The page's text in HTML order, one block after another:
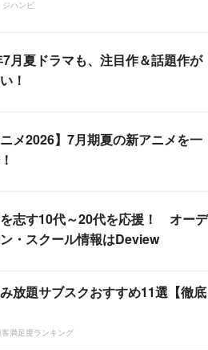
ジハンピ
月夏ドラマも、注目作＆話題作が
！
ニメ2026】7月期夏の新アニメを一
志す10代～20代を応援！ オーデ
・スクール情報はDeview
放題サブスクおすすめ11選【徹底
満足度ランキング